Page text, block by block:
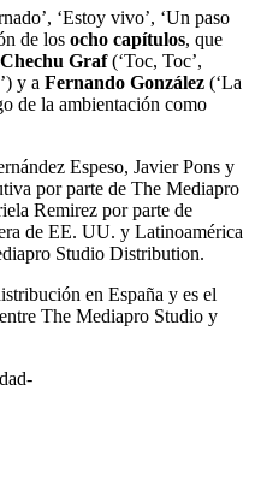
‘Estoy vivo’, ‘Un paso
de los ocho capítulos, que
Chechu Graf(‘Toc, Toc’,
y a Fernando González (‘La
de la ambientación como
Espeso, Javier Pons y
por parte de The Mediapro
Remirez por parte de
de EE. UU. y Latinoamérica
Studio Distribution.
en España y es el
The Mediapro Studio y